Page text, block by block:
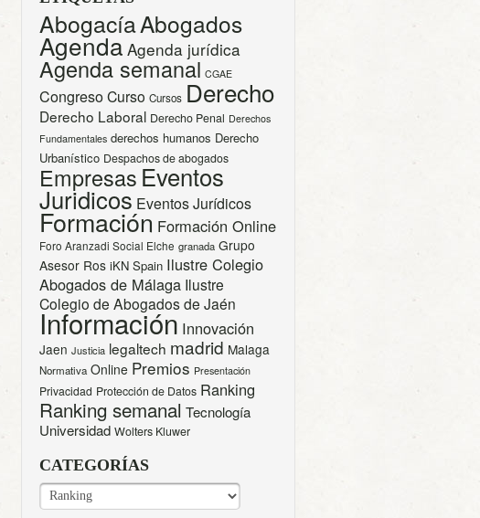
AbogacíaAbogados
Agenda Agenda jurídica
Agenda semanal CGAE
CongresoCurso Cursos Derecho
Derecho Laboral Derecho Penal Derechos
Fundamentales derechos humanos Derecho
Urbanístico Despachos de abogados
Empresas Eventos
Juridicos Eventos Jurídicos
Formación Formación Online
Foro Aranzadi Social Elche granada Grupo
Asesor Ros iKN Spain Ilustre Colegio
Abogados de Málaga Ilustre
Colegio de Abogados de Jaén
Información Innovación
Jaen Justicia legaltech madrid Malaga
Normativa Online Premios Presentación
Privacidad Protección de Datos Ranking
Ranking semanal Tecnología
Universidad Wolters Kluwer
CATEGORÍAS
CATEGORÍAS